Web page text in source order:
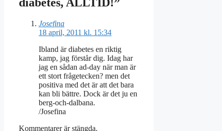
Josefina
18 april, 2011 kl. 15:34
Ibland är diabetes en riktig
kamp, jag förstår dig. Idag har
jag en sådan ad-day när man är
ett stort frågetecken? men det
positiva med det är att det bara
kan bli bättre. Dock är det ju en
berg-och-dalbana.
/Josefina
Kommentarer är stängda.